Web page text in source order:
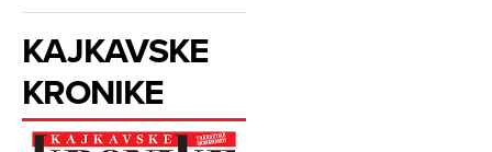
KAJKAVSKE
KRONIKE